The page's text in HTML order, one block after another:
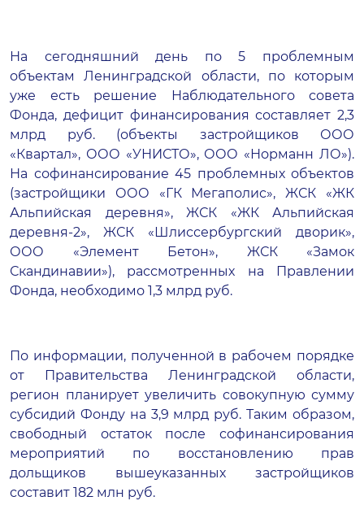
На сегодняшний день по 5 проблемным
объектам Ленинградской области, по которым
уже есть решение Наблюдательного совета
Фонда, дефицит финансирования составляет 2,3
млрд руб. (объекты застройщиков ООО
«Квартал», ООО «УНИСТО», ООО «Норманн ЛО»).
На софинансирование 45 проблемных объектов
(застройщики ООО «ГК Мегаполис», ЖСК «ЖК
Альпийская деревня», ЖСК «ЖК Альпийская
деревня-2», ЖСК «Шлиссербургский дворик»,
ООО «Элемент Бетон», ЖСК «Замок
Скандинавии»), рассмотренных на Правлении
Фонда, необходимо 1,3 млрд руб.
По информации, полученной в рабочем порядке
от Правительства Ленинградской области,
регион планирует увеличить совокупную сумму
субсидий Фонду на 3,9 млрд руб. Таким образом,
свободный остаток после софинансирования
мероприятий по восстановлению прав
дольщиков вышеуказанных застройщиков
составит 182 млн руб.